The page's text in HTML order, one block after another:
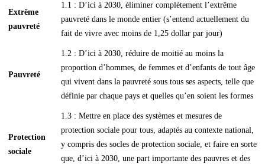
Extrême
pauvreté
1.1 : D’ici à 2030, éliminer complètement l’extrême
pauvreté dans le monde entier (s’entend actuellement du
fait de vivre avec moins de 1,25 dollar par jour)
Pauvreté
1.2 : D’ici à 2030, réduire de moitié au moins la
proportion d’hommes, de femmes et d’enfants de tout âge
qui vivent dans la pauvreté sous tous ses aspects, telle que
définie par chaque pays et quelles qu’en soient les formes
Protection
sociale
1.3 : Mettre en place des systèmes et mesures de
protection sociale pour tous, adaptés au contexte national,
y compris des socles de protection sociale, et faire en sorte
que, d’ici à 2030, une part importante des pauvres et des